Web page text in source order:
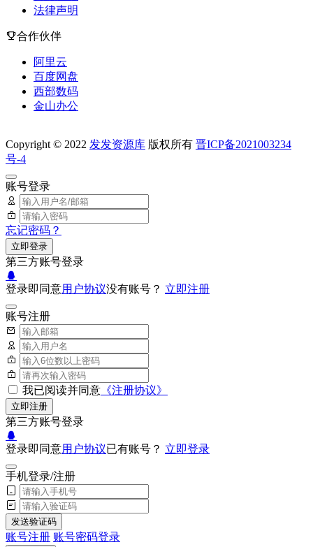
法律声明
合作伙伴
阿里云
百度网盘
西部数码
金山办公
Copyright © 2022 发发资源库 版权所有 晋ICP备2021003234
号-4
账号登录
忘记密码？
立即登录
第三方账号登录
登录即同意用户协议没有账号？ 立即注册
账号注册
我已阅读并同意 《注册协议》
立即注册
第三方账号登录
登录即同意用户协议已有账号？ 立即登录
手机登录/注册
发送验证码
账号注册 账号密码登录